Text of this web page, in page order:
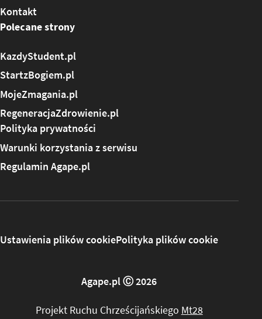
Kontakt
Polecane strony
KazdyStudent.pl
StartzBogiem.pl
MojeZmagania.pl
RegeneracjaZdrowienie.pl
Polityka prywatności
Warunki korzystania z serwisu
Regulamin Agape.pl
Ustawienia plików cookiePolityka plików cookie
Agape.pl Ⓒ 2026
Projekt Ruchu Chrześcijańskiego Mt28